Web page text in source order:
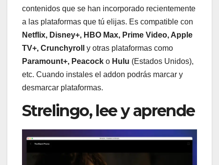
contenidos que se han incorporado recientemente
a las plataformas que tú elijas. Es compatible con
Netflix, Disney+, HBO Max, Prime Video, Apple
TV+, Crunchyroll y otras plataformas como
Paramount+, Peacock o Hulu (Estados Unidos),
etc. Cuando instales el addon podrás marcar y
desmarcar plataformas.
Strelingo, lee y aprende